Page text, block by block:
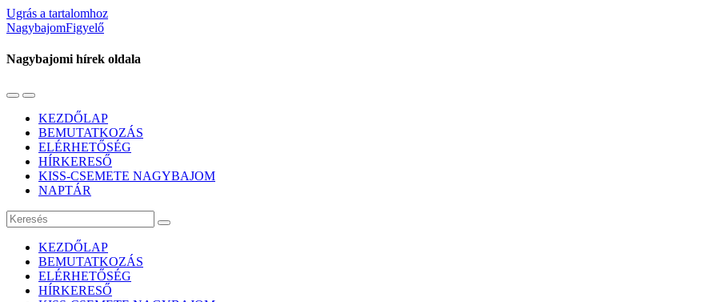
Ugrás a tartalomhoz
NagybajomFigyelő
Nagybajomi hírek oldala
Váltás
mobil
menüre
Használja
keresés
mezőt
KEZDŐLAP
BEMUTATKOZÁS
ELÉRHETŐSÉG
HÍRKERESŐ
KISS-CSEMETE NAGYBAJOM
NAPTÁR
Keresés
KEZDŐLAP
BEMUTATKOZÁS
ELÉRHETŐSÉG
HÍRKERESŐ